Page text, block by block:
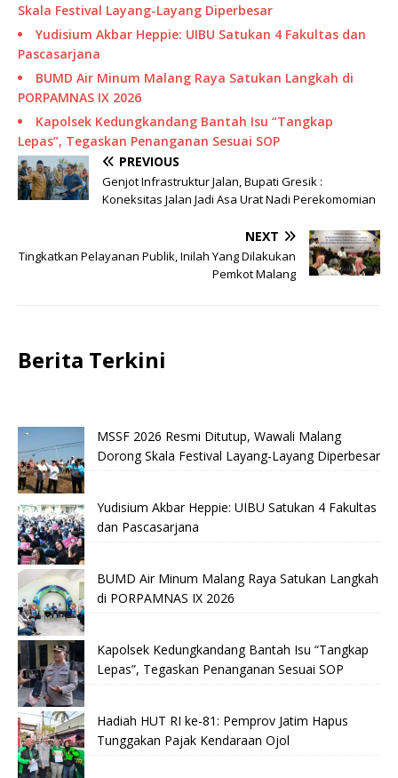
Skala Festival Layang-Layang Diperbesar
Yudisium Akbar Heppie: UIBU Satukan 4 Fakultas dan
Pascasarjana
BUMD Air Minum Malang Raya Satukan Langkah di
PORPAMNAS IX 2026
Kapolsek Kedungkandang Bantah Isu “Tangkap
Lepas”, Tegaskan Penanganan Sesuai SOP
PREVIOUS
Genjot Infrastruktur Jalan, Bupati Gresik :
Koneksitas Jalan Jadi Asa Urat Nadi Perekomomian
NEXT
Tingkatkan Pelayanan Publik, Inilah Yang Dilakukan
Pemkot Malang
Berita Terkini
MSSF 2026 Resmi Ditutup, Wawali Malang
Dorong Skala Festival Layang-Layang Diperbesar
Yudisium Akbar Heppie: UIBU Satukan 4 Fakultas
dan Pascasarjana
BUMD Air Minum Malang Raya Satukan Langkah
di PORPAMNAS IX 2026
Kapolsek Kedungkandang Bantah Isu “Tangkap
Lepas”, Tegaskan Penanganan Sesuai SOP
Hadiah HUT RI ke-81: Pemprov Jatim Hapus
Tunggakan Pajak Kendaraan Ojol